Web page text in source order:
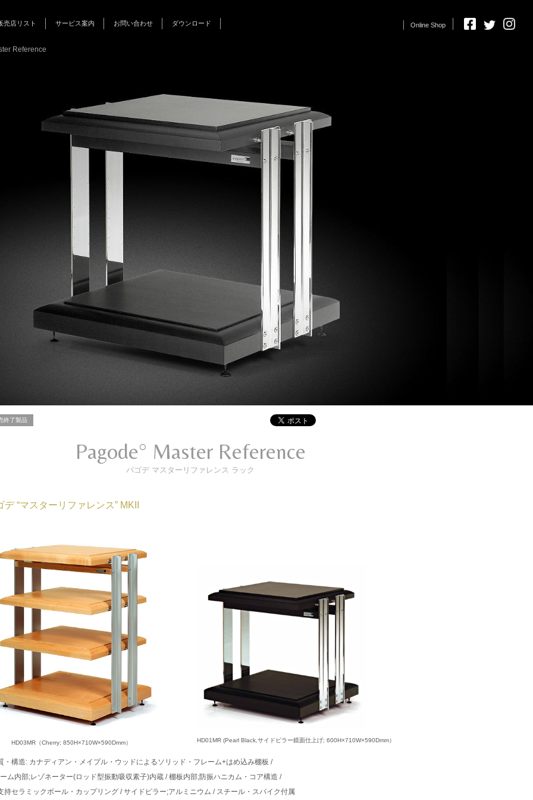
売店リスト サービス案内 お問い合わせ ダウンロード
Reference
Online Shop
終了製品
Pagode° Master Reference
パゴデ マスターリファレンス ラック
デ “マスターリファレンス” MKII
HD03MR（Cherry; 850H×710W×590Dmm） HD01MR (Pearl Black,サイドピラー鏡面仕上げ; 600H×710W×590Dmm）
・構造: カナディアン・メイプル・ウッドによるソリッド・フレーム+はめ込み棚板 /
ム内部;レゾネーター(ロッド型振動吸収素子)内蔵 / 棚板内部;防振ハニカム・コア構造 /
持セラミックボール・カップリング / サイドピラー;アルミニウム / スチール・スパイク付属